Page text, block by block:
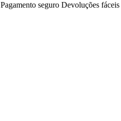
Pagamento seguro Devoluções fáceis